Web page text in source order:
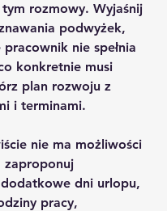
rozmowy. Wyjaśnij
podwyżek,
nie spełnia
konkretnie musi
plan rozwoju z
i terminami.
nie ma możliwości
zaproponuj
dni urlopu,
pracy,